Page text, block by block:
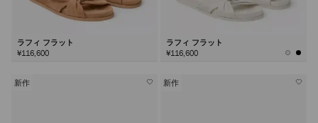
ラフィ フラット
¥116,600
ラフィ フラット
¥116,600
新作 新作